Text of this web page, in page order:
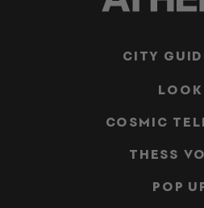
CITY
LOOK
COSMIC
THESS
POP